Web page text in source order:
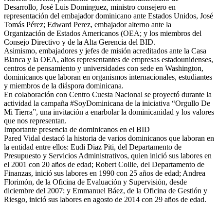
Desarrollo, José Luis Dominguez, ministro consejero en
representación del embajador dominicano ante Estados Unidos, José
Tomás Pérez; Edward Perez, embajador alterno ante la
Organización de Estados Americanos (OEA; y los miembros del
Consejo Directivo y de la Alta Gerencia del BID.
Asimismo, embajadores y jefes de misión acreditados ante la Casa
Blanca y la OEA, altos representantes de empresas estadounidenses,
centros de pensamiento y universidades con sede en Washington,
dominicanos que laboran en organismos internacionales, estudiantes
y miembros de la diáspora dominicana.
En colaboración con Centro Cuesta Nacional se proyectó durante la
actividad la campaña #SoyDominicana de la iniciativa “Orgullo De
Mi Tierra”, una invitación a enarbolar la dominicanidad y los valores
que nos representan.
Importante presencia de dominicanos en el BID
Pared Vidal destacó la historia de varios dominicanos que laboran en
la entidad entre ellos: Eudi Diaz Piti, del Departamento de
Presupuesto y Servicios Administrativos, quien inició sus labores en
el 2001 con 20 años de edad; Robert Collie, del Departamento de
Finanzas, inició sus labores en 1990 con 25 años de edad; Andrea
Florimón, de la Oficina de Evaluación y Supervisión, desde
diciembre del 2007; y Emmanuel Báez, de la Oficina de Gestión y
Riesgo, inició sus labores en agosto de 2014 con 29 años de edad.